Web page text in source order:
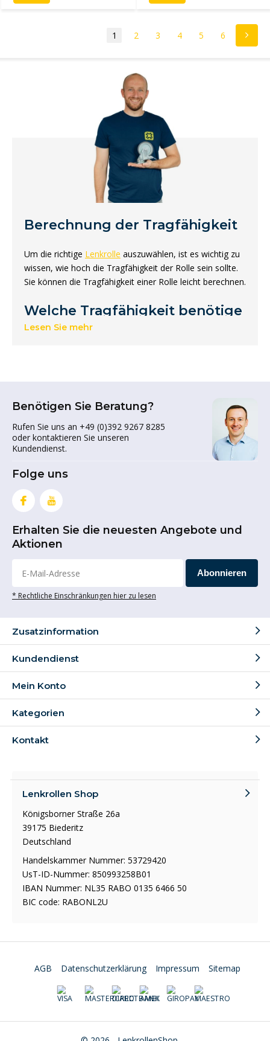
1 2 3 4 5 6
Berechnung der Tragfähigkeit
Um die richtige Lenkrolle auszuwählen, ist es wichtig zu
wissen, wie hoch die Tragfähigkeit der Rolle sein sollte.
Sie können die Tragfähigkeit einer Rolle leicht berechnen.
Welche Tragfähigkeit benötige
ich?
Flächen ein Rad vom Boden lösen kann. In diesem Fall
ruht das Gewicht auf 3 Rädern.
Ist bei dem Produkt die
angegeben?
Ja, die bei dem Produkt angegebene Tragfähigkeit gilt
Beratung für die richtigen
Rollen
Wir möchten natürlich, dass Sie die richtigen Rollen
Spezialisten unter der Telefonnummer +49 (0)392 9267
Lesen Sie mehr
Benötigen Sie Beratung?
Rufen Sie uns an +49 (0)392 9267 8285
oder kontaktieren Sie unseren
Kundendienst.
Folge uns
Erhalten Sie die neuesten Angebote und
Aktionen
Abonnieren
* Rechtliche Einschränkungen hier zu lesen
Zusatzinformation
Kundendienst
Mein Konto
Kategorien
Kontakt
Lenkrollen Shop
Königsborner Straße 26a
39175 Biederitz
Deutschland
Handelskammer Nummer: 53729420
UsT-ID-Nummer: 850993258B01
IBAN Nummer: NL35 RABO 0135 6466 50
BIC code: RABONL2U
AGB Datenschutzerklärung Impressum Sitemap